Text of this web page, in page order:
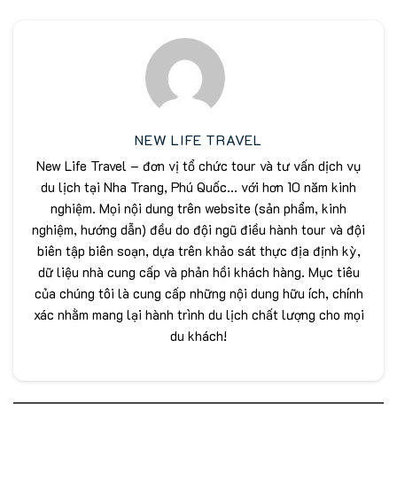
NEW LIFE TRAVEL
New Life Travel – đơn vị tổ chức tour và tư vấn dịch vụ
du lịch tại Nha Trang, Phú Quốc... với hơn 10 năm kinh
nghiệm. Mọi nội dung trên website (sản phẩm, kinh
nghiệm, hướng dẫn) đều do đội ngũ điều hành tour và đội
biên tập biên soạn, dựa trên khảo sát thực địa định kỳ,
dữ liệu nhà cung cấp và phản hồi khách hàng. Mục tiêu
của chúng tôi là cung cấp những nội dung hữu ích, chính
xác nhằm mang lại hành trình du lịch chất lượng cho mọi
du khách!